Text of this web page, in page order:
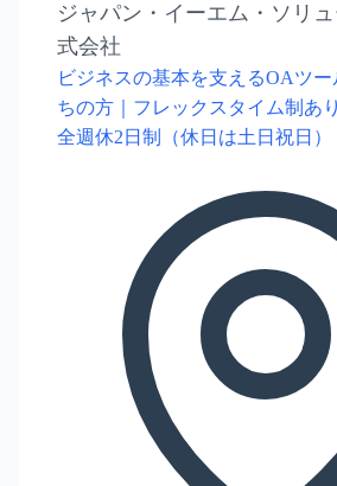
ジャパン・イーエム・ソリ
式会社
ビジネスの基本を支えるOAツ
ちの方｜フレックスタイム制あ
全週休2日制（休日は土日祝日）